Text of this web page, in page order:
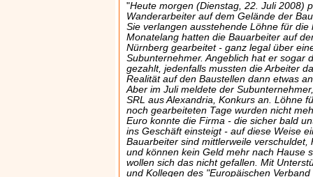
"Heute morgen (Dienstag, 22. Juli 2008)
Wanderarbeiter auf dem Gelände der
Sie verlangen ausstehende Löhne für
Monatelang hatten die Bauarbeiter auf
Nürnberg gearbeitet - ganz legal über
Subunternehmer. Angeblich hat er sogar
gezahlt, jedenfalls mussten die Arbeiter
Realität auf den Baustellen dann etwas
Aber im Juli meldete der
SRL aus Alexandria, Konkurs an. Löhne
noch gearbeiteten Tage wurden nicht
Euro konnte die Firma - die sicher bald
ins Geschäft einsteigt - auf diese Weise
Bauarbeiter sind mittlerweile
und können kein Geld mehr nach Hause
wollen sich das nicht gefallen. Mit
und Kollegen des "Europäischen